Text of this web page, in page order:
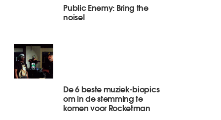
Public Enemy: Bring the
noise!
De 6 beste muziek-biopics
om in de stemming te
komen voor Rocketman